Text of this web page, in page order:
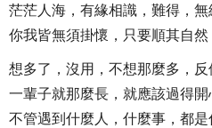
茫茫人海，有緣相識，難得，無
你我皆無須掛懷，只要順其自然
想多了，沒用，不想那麼多，反
一輩子就那麼長，就應該過得開
不管遇到什麼人，什麼事，都是